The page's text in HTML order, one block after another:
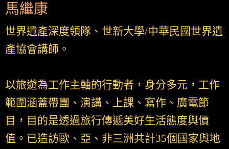
馬繼康
世界遺產深度領隊、世新大學/中華民國世界遺
產協會講師。
以旅遊為工作主軸的行動者，身分多元，工作
範圍涵蓋帶團、演講、上課、寫作、廣電節
目，目的是透過旅行傳遞美好生活態度與價
值。已造訪歐、亞、非三洲共計35個國家與地